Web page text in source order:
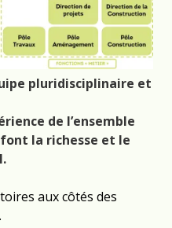
pluridisciplinaire et
de l’ensemble
la richesse et le
aux côtés des